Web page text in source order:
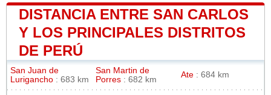
DISTANCIA ENTRE SAN CARLOS
Y LOS PRINCIPALES DISTRITOS
DE PERÚ
San Juan de
Lurigancho : 683 km
San Martin de
Porres : 682 km
Ate : 684 km